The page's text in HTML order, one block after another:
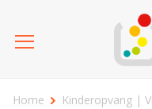
Home
Kinderopvang |